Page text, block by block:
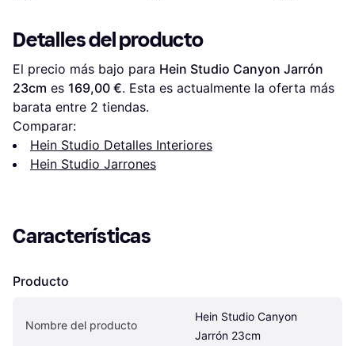
Detalles del producto
El precio más bajo para Hein Studio Canyon Jarrón
23cm es 169,00 €. Esta es actualmente la oferta más
barata entre 2 tiendas.
Comparar:
Hein Studio Detalles Interiores
Hein Studio Jarrones
Características
Producto
Nombre del producto
Hein Studio Canyon
Jarrón 23cm